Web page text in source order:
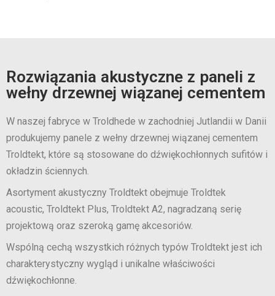
Rozwiązania akustyczne z paneli z
wełny drzewnej wiązanej cementem
W naszej fabryce w Troldhede w zachodniej Jutlandii w Danii
produkujemy panele z wełny drzewnej wiązanej cementem
Troldtekt, które są stosowane do dźwiękochłonnych sufitów i
okładzin ściennych.
Asortyment akustyczny Troldtekt obejmuje Troldtek
acoustic, Troldtekt Plus, Troldtekt A2, nagradzaną serię
projektową oraz szeroką gamę akcesoriów.
Wspólną cechą wszystkich różnych typów Troldtekt jest ich
charakterystyczny wygląd i unikalne właściwości
dźwiękochłonne.